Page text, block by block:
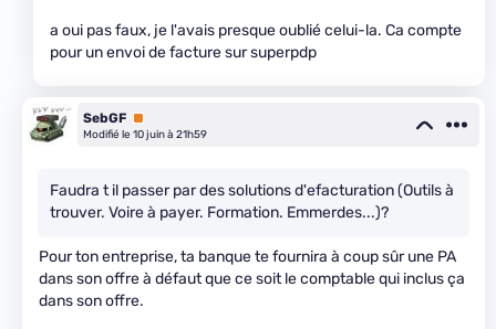
a oui pas faux, je l'avais presque oublié celui-la. Ca compte
pour un envoi de facture sur superpdp
SebGF Premium
Modifié le 10 juin à 21h59
Faudra t il passer par des solutions d'efacturation (Outils à
trouver. Voire à payer. Formation. Emmerdes...)?
Pour ton entreprise, ta banque te fournira à coup sûr une PA
dans son offre à défaut que ce soit le comptable qui inclus ça
dans son offre.